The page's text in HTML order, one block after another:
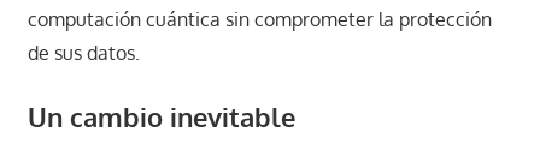
computación cuántica sin comprometer la protección
de sus datos.
Un cambio inevitable